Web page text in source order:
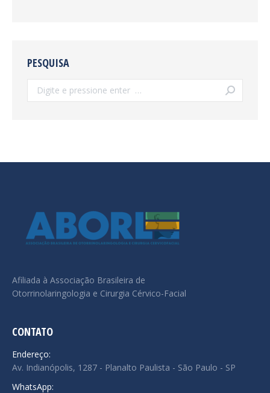
PESQUISA
Search:
Afiliada à Associação Brasileira de
Otorrinolaringologia e Cirurgia Cérvico-Facial
CONTATO
Endereço:
Av. Indianópolis, 1287 - Planalto Paulista - São Paulo - SP
WhatsApp: